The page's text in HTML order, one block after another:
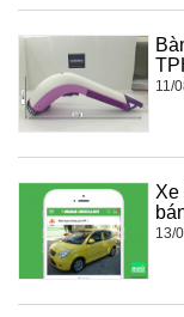
11/
Xe
13/